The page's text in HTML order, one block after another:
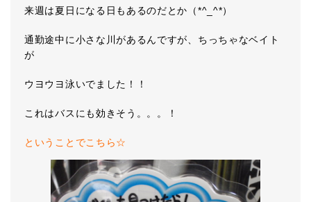
来週は夏日になる日もあるのだとか（*^_^*）
通勤途中に小さな川があるんですが、ちっちゃなベイト
が
ウヨウヨ泳いでました！！
これはバスにも効きそう。。。！
ということでこちら☆